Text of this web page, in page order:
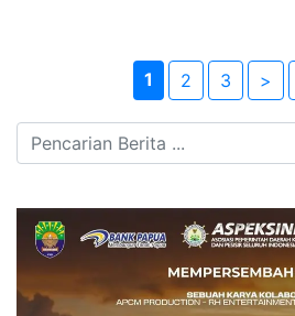
1 2 3 >